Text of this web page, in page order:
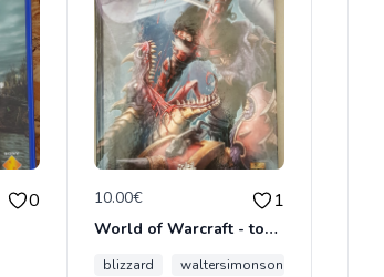
0 10.00€ 1
World of Warcraft - tome 5 Face à face
blizzard waltersimonson